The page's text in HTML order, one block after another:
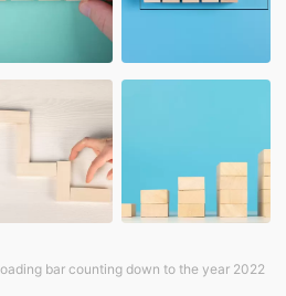
bar counting down to the year 2022